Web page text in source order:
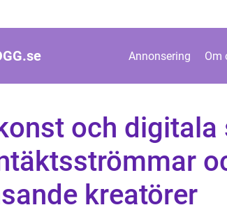
se Annonsering Om
och
kreatörer